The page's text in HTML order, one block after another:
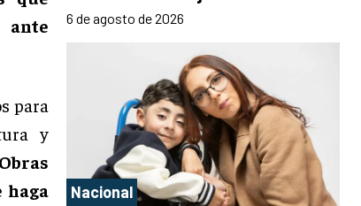
ante
para
y
haga
6 de agosto de 2026
Nacional